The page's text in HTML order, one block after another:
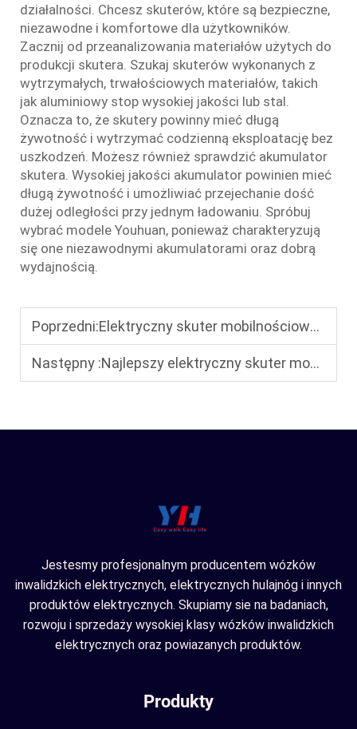
działalności. Chcesz skuterów, które są bezpieczne,
niezawodne i komfortowe dla użytkowników.
Zacznij od przeanalizowania materiałów użytych do
produkcji skutera. Szukaj skuterów wykonanych z
wytrzymałych, trwałościowych materiałów, takich
jak aluminiowy stop wysokiej jakości lub stal.
Oznacza to, że skutery powinny mieć długą
żywotność i wytrzymać codzienną eksploatację bez
uszkodzeń. Możesz również sprawdzić akumulator
skutera. Wysokiej jakości akumulator powinien mieć
długą żywotność i umożliwiać przejechanie dość
dużej odległości przy jednym ładowaniu. Spróbuj
wybrać modele Youhuan, ponieważ charakteryzują
się one niezawodnymi akumulatorami oraz dobrą
wydajnością.
Poprzedni:Elektryczny skuter mobilnościowy kontra zwykłe wózki inwalidzkie: kluczowe różnice przy wyborze odpowiedniego rozwiązania
Następny :Najlepszy elektryczny skuter mobilnościowy dla osób z trudnościami poruszania się: gładki, komfortowy i łatwy w obsłudze
Jestesmy profesjonalnym producentem wózków
inwalidzkich elektrycznych, elektrycznych hulajnóg i innych
produktów elektrycznych. Skupiamy sie na badaniach,
rozwoju i sprzedaży wysokiej klasy wózków inwalidzkich
elektrycznych oraz powiazanych produktów.
Produkty